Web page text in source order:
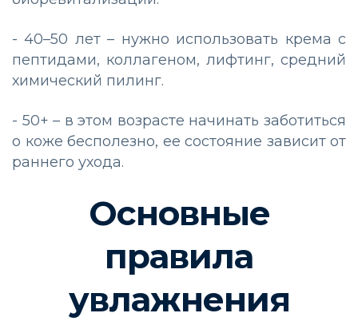
- 40–50 лет – нужно использовать крема с
пептидами, коллагеном, лифтинг, средний
химический пилинг.
- 50+ – в этом возрасте начинать заботиться
о коже бесполезно, ее состояние зависит от
раннего ухода.
Основные
правила
увлажнения